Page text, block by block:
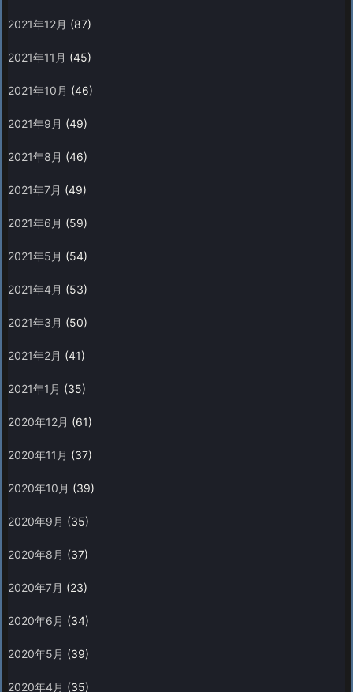
2021年12月 (87)
2021年11月 (45)
2021年10月 (46)
2021年9月 (49)
2021年8月 (46)
2021年7月 (49)
2021年6月 (59)
2021年5月 (54)
2021年4月 (53)
2021年3月 (50)
2021年2月 (41)
2021年1月 (35)
2020年12月 (61)
2020年11月 (37)
2020年10月 (39)
2020年9月 (35)
2020年8月 (37)
2020年7月 (23)
2020年6月 (34)
2020年5月 (39)
2020年4月 (35)